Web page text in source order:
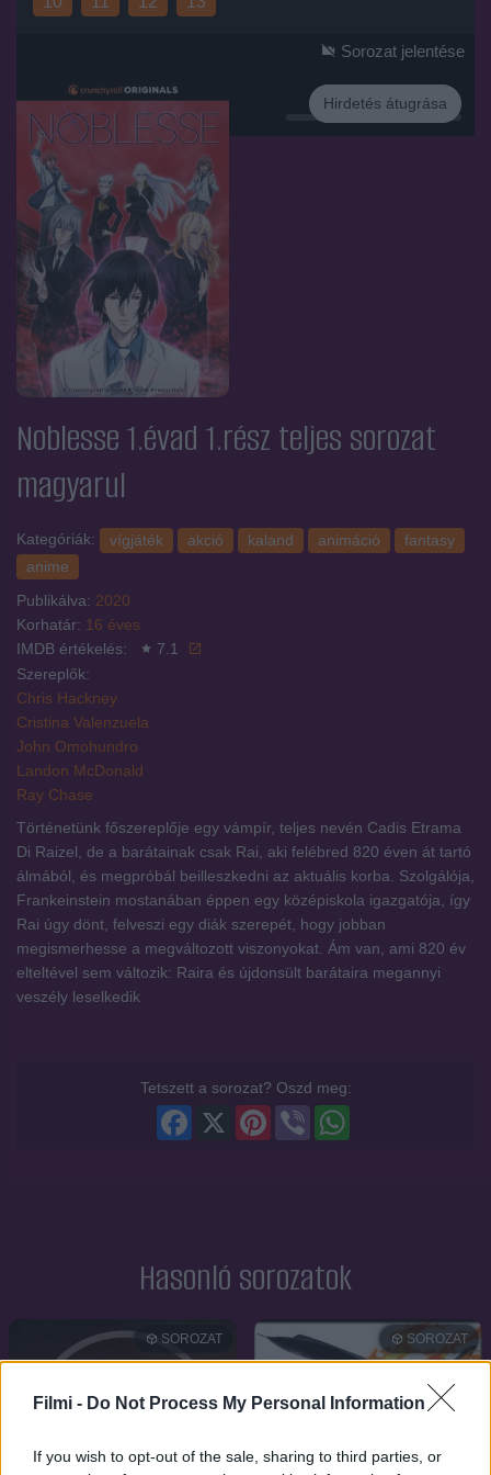
Filmi - Do Not Process My Personal Information
If you wish to opt-out of the sale, sharing to third parties, or
Hirdetés
Hirdetés átugrása
Sorozat jelentése
Noblesse 1.évad 1.rész teljes sorozat
magyarul
Kategóriák: vígjáték akció kaland animáció
fantasy
anime
Publikálva: 2020
Korhatár: 16 éves
IMDB értékelés:
7.1
Szereplők:
Chris Hackney
Cristina Valenzuela
John Omohundro
Landon McDonald
Ray Chase
Történetünk főszereplője egy vámpír, teljes nevén Cadis Etrama
Di Raizel, de a barátainak csak Rai, aki felébred 820 éven át tartó
álmából, és megpróbál beilleszkedni az aktuális korba. Szolgálója,
Frankeinstein mostanában éppen egy középiskola igazgatója, így
Rai úgy dönt, felveszi egy diák szerepét, hogy jobban
megismerhesse a megváltozott viszonyokat. Ám van, ami 820 év
elteltével sem változik: Raira és újdonsült barátaira megannyi
veszély leselkedik
Tetszett a sorozat? Oszd meg:
Viber
Pinterest
Facebook
Hasonló sorozatok
SOROZAT SOROZAT